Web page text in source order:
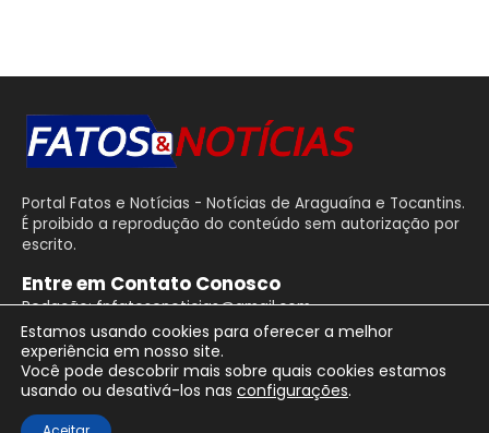
Portal Fatos e Notícias - Notícias de Araguaína e Tocantins.
É proibido a reprodução do conteúdo sem autorização por
escrito.
Entre em Contato Conosco
Redação: fnfatosenoticias@gmail.com
Estamos usando cookies para oferecer a melhor
experiência em nosso site.
Você pode descobrir mais sobre quais cookies estamos
usando ou desativá-los nas configurações.